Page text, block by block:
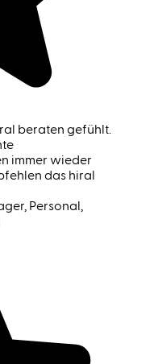
beraten gefühlt.
immer wieder
das hiral
Personal,